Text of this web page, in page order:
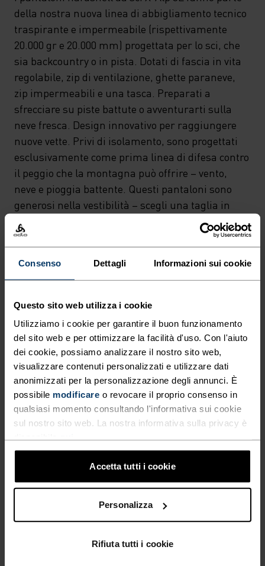
Consenso Dettagli Informazioni sui cookie
Questo sito web utilizza i cookie
Utilizziamo i cookie per garantire il buon funzionamento
del sito web e per ottimizzare la facilità d'uso. Con l'aiuto
dei cookie, possiamo analizzare il nostro sito web,
visualizzare contenuti personalizzati e utilizzare dati
anonimizzati per la personalizzazione degli annunci. È
possibile modificare o revocare il proprio consenso in
qualsiasi momento consultando l'informativa sui cookie
sul nostro sito web. La nostra informativa sulla privacy è
Accetta tutti i cookie
Personalizza
Rifiuta tutti i cookie
della nostra nuova linea di abbigliamento tecnico
traspirante e impermeabile (rispettivamente
20.000 gr e 20.000 mm) progettata per lo sci, che
sia backcountry o in pista. Dotati di fascia in vita
regolabile, zip di ventilazione, ghette paraneve,
zip impermeabili e una tasca. Preparati a
sfrecciare su piste battute o avventurarti sulla
neve fresca. Design innovativo per raggiungere
nuove vette. Privi di isolamento, sono progettati
esclusivamente come prima linea di difesa contro
il peggio che la montagna può offrire – vento,
neve e pioggia battente. Questi pantaloni sono
generosi nella vestibilità – scegli una taglia in
meno per la migliore aderenza. Consigliamo di
abbinarli a un termico X-Warm per mantenere il
GODITI OGNI ISTANTE.
Capi tecnici leggeri e impermeabili per vivere il
momento e dimenticare il resto.
LIVELLO DI ATTIVITÀ
BASSO MODERATO ALTO
Sci e snow